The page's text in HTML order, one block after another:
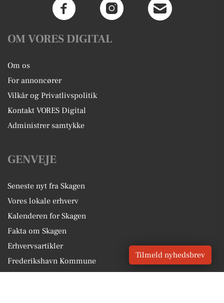
OM VORES DIGITAL
Om os
For annoncører
Vilkår og Privatlivspolitik
Kontakt VORES Digital
Administrer samtykke
GENVEJE
Seneste nyt fra Skagen
Vores lokale erhverv
Kalenderen for Skagen
Fakta om Skagen
Erhvervsartikler
Frederikshavn Kommune
Tilmeld nyhedsbrev